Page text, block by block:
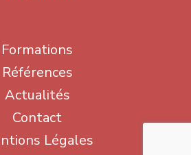
Formations
Références
Actualités
Contact
Légales